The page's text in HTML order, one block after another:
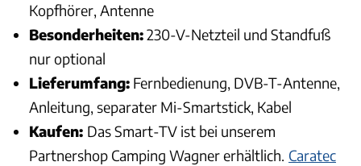
Kopfhörer, Antenne
Besonderheiten:230-V-Netzteil und Standfuß
nur optional
Lieferumfang: Fernbedienung, DVB-T-Antenne,
Anleitung, separater Mi-Smartstick, Kabel
Kaufen: Das Smart-TV ist bei unserem
Partnershop Camping Wagner erhältlich. Caratec